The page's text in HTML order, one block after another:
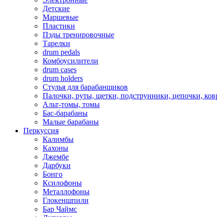
Детские
Маршевые
Пластики
Пэды тренировочные
Тарелки
drum pedals
Комбоусилители
drum cases
drum holders
Стулья для барабанщиков
Палочки, руты, щетки, подструнники, цепочки,
Альт-томы, томы
Бас-барабаны
Малые барабаны
Перкуссия
Калимбы
Кахоны
Джембе
Дарбуки
Бонго
Ксилофоны
Металлофоны
Глокеншпили
Бар Чаймс